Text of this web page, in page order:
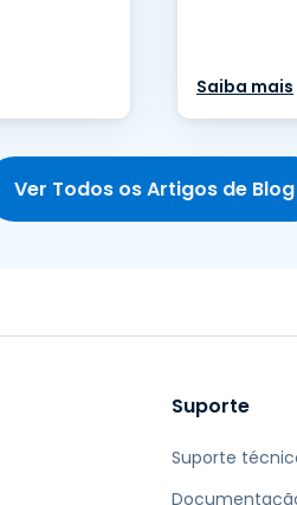
Saiba mais
Ver Todos os Artigos de Blog
Suporte
Suporte